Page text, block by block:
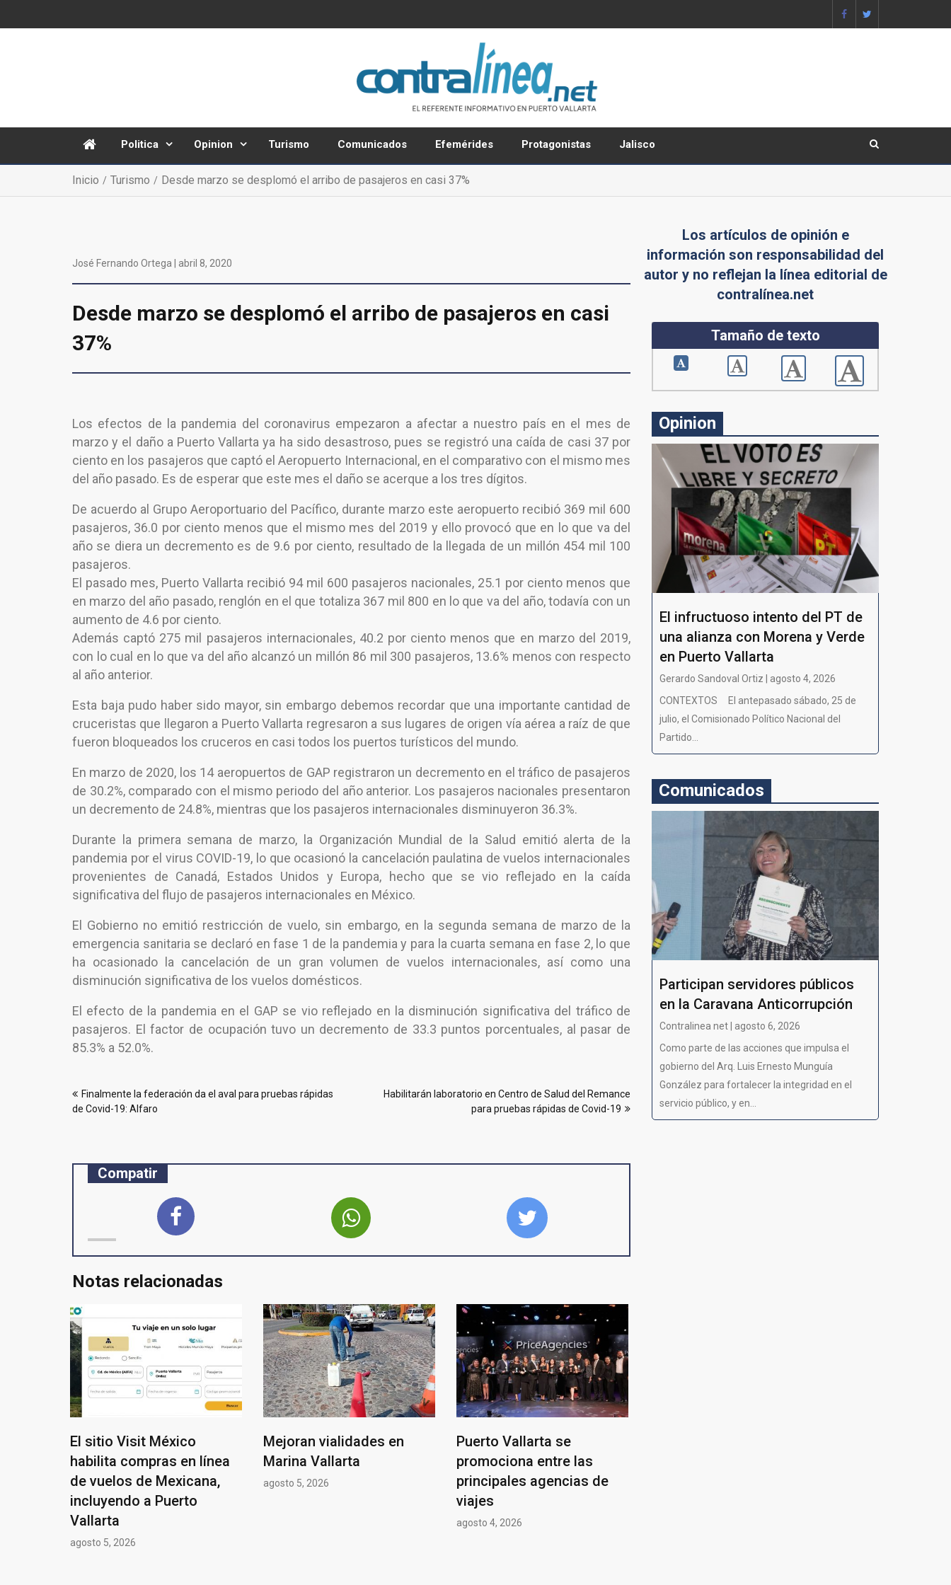
Politica Opinion Turismo Comunicados Efemérides Protagonistas Jalisco
Inicio Turismo Desde marzo se desplomó el arribo de pasajeros en casi 37%
José Fernando Ortega | abril 8, 2020
Desde marzo se desplomó el arribo de pasajeros en casi
37%
Los efectos de la pandemia del coronavirus empezaron a afectar a nuestro país en el mes de
marzo y el daño a Puerto Vallarta ya ha sido desastroso, pues se registró una caída de casi 37 por
ciento en los pasajeros que captó el Aeropuerto Internacional, en el comparativo con el mismo mes
del año pasado. Es de esperar que este mes el daño se acerque a los tres dígitos.
De acuerdo al Grupo Aeroportuario del Pacífico, durante marzo este aeropuerto recibió 369 mil 600
pasajeros, 36.0 por ciento menos que el mismo mes del 2019 y ello provocó que en lo que va del
año se diera un decremento es de 9.6 por ciento, resultado de la llegada de un millón 454 mil 100
pasajeros.
El pasado mes, Puerto Vallarta recibió 94 mil 600 pasajeros nacionales, 25.1 por ciento menos que
en marzo del año pasado, renglón en el que totaliza 367 mil 800 en lo que va del año, todavía con un
aumento de 4.6 por ciento.
Además captó 275 mil pasajeros internacionales, 40.2 por ciento menos que en marzo del 2019,
con lo cual en lo que va del año alcanzó un millón 86 mil 300 pasajeros, 13.6% menos con respecto
al año anterior.
Esta baja pudo haber sido mayor, sin embargo debemos recordar que una importante cantidad de
cruceristas que llegaron a Puerto Vallarta regresaron a sus lugares de origen vía aérea a raíz de que
fueron bloqueados los cruceros en casi todos los puertos turísticos del mundo.
En marzo de 2020, los 14 aeropuertos de GAP registraron un decremento en el tráfico de pasajeros
de 30.2%, comparado con el mismo periodo del año anterior. Los pasajeros nacionales presentaron
un decremento de 24.8%, mientras que los pasajeros internacionales disminuyeron 36.3%.
Durante la primera semana de marzo, la Organización Mundial de la Salud emitió alerta de la
pandemia por el virus COVID-19, lo que ocasionó la cancelación paulatina de vuelos internacionales
provenientes de Canadá, Estados Unidos y Europa, hecho que se vio reflejado en la caída
significativa del flujo de pasajeros internacionales en México.
El Gobierno no emitió restricción de vuelo, sin embargo, en la segunda semana de marzo de la
emergencia sanitaria se declaró en fase 1 de la pandemia y para la cuarta semana en fase 2, lo que
ha ocasionado la cancelación de un gran volumen de vuelos internacionales, así como una
disminución significativa de los vuelos domésticos.
El efecto de la pandemia en el GAP se vio reflejado en la disminución significativa del tráfico de
pasajeros. El factor de ocupación tuvo un decremento de 33.3 puntos porcentuales, al pasar de
85.3% a 52.0%.
deFinalmente la federación da el aval para pruebas rápidas
de Covid-19: Alfaro
Habilitarán laboratorio en Centro de Salud del Remance
para pruebas rápidas de Covid-19
Compatir
Notas relacionadas
El sitio Visit México
habilita compras en línea
de vuelos de Mexicana,
incluyendo a Puerto
Vallarta
agosto 5, 2026
Mejoran vialidades en
Marina Vallarta
agosto 5, 2026
Puerto Vallarta se
promociona entre las
principales agencias de
viajes
agosto 4, 2026
Los artículos de opinión e
información son responsabilidad del
autor y no reflejan la línea editorial de
contralínea.net
Tamaño de texto
Opinion
El infructuoso intento del PT de
una alianza con Morena y Verde
en Puerto Vallarta
Gerardo Sandoval Ortiz | agosto 4, 2026
CONTEXTOS El antepasado sábado, 25 de
julio, el Comisionado Político Nacional del
Partido...
Comunicados
Participan servidores públicos
en la Caravana Anticorrupción
Contralinea net | agosto 6, 2026
Como parte de las acciones que impulsa el
gobierno del Arq. Luis Ernesto Munguía
González para fortalecer la integridad en el
servicio público, y en...